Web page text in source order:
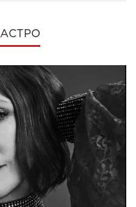
АСТРО